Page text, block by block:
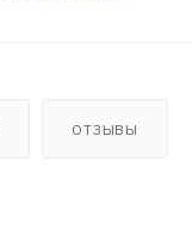
ОТЗЫВЫ